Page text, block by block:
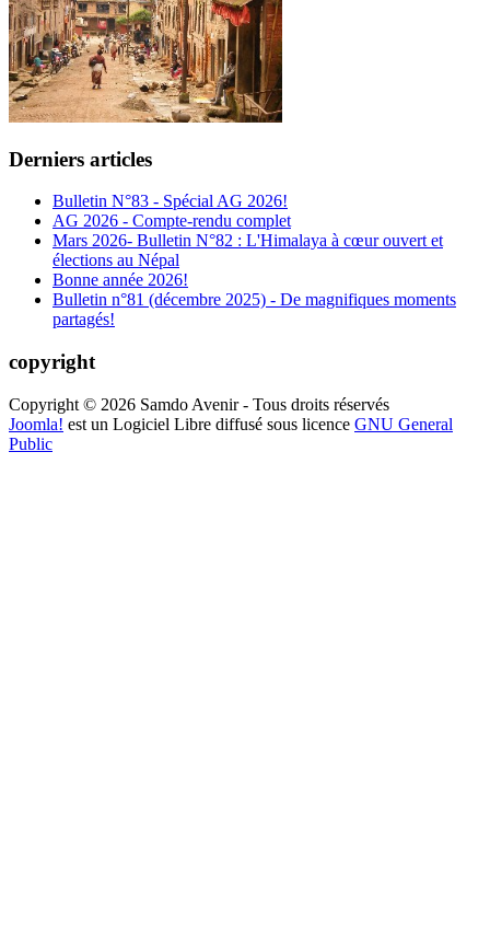
Derniers articles
Bulletin N°83 - Spécial AG 2026!
AG 2026 - Compte-rendu complet
Mars 2026- Bulletin N°82 : L'Himalaya à cœur ouvert et
élections au Népal
Bonne année 2026!
Bulletin n°81 (décembre 2025) - De magnifiques moments
partagés!
copyright
Copyright © 2026 Samdo Avenir - Tous droits réservés
Joomla! est un Logiciel Libre diffusé sous licence GNU General
Public